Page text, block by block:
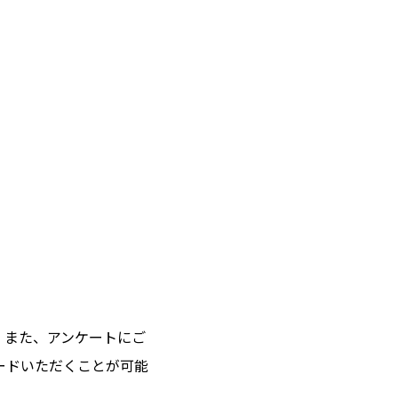
た、アンケートにご
いただくことが可能